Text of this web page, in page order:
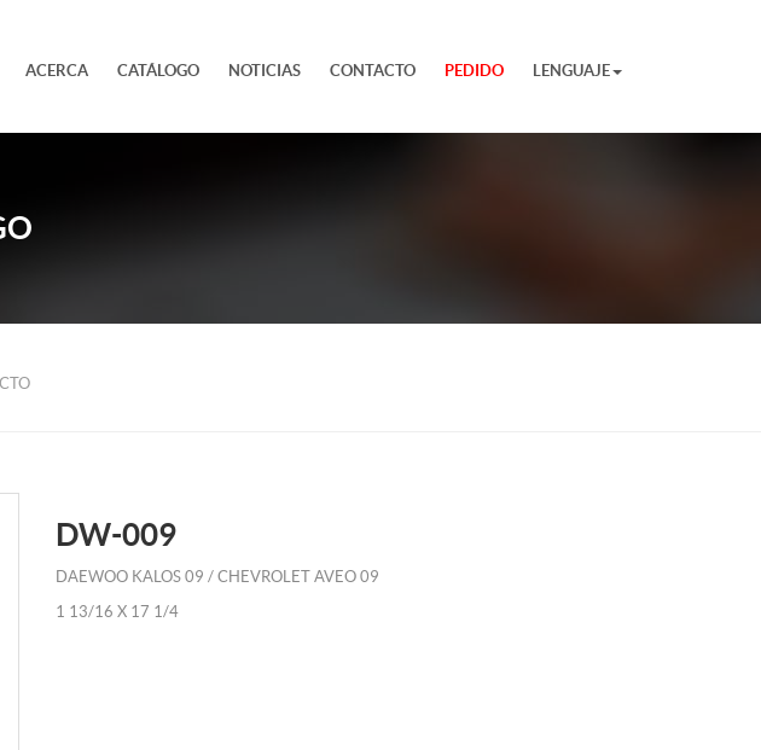
ACERCA CATÁLOGO NOTICIAS CONTACTO PEDIDO LENGUAJE
DW-009
DAEWOO KALOS 09 / CHEVROLET AVEO 09
1 13/16 X 17 1/4